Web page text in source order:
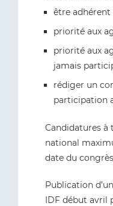
être adhérent
priorité aux
priorité aux
jamais
rédiger un
participation
Candidatures
national
date du
Publication
IDF début avril